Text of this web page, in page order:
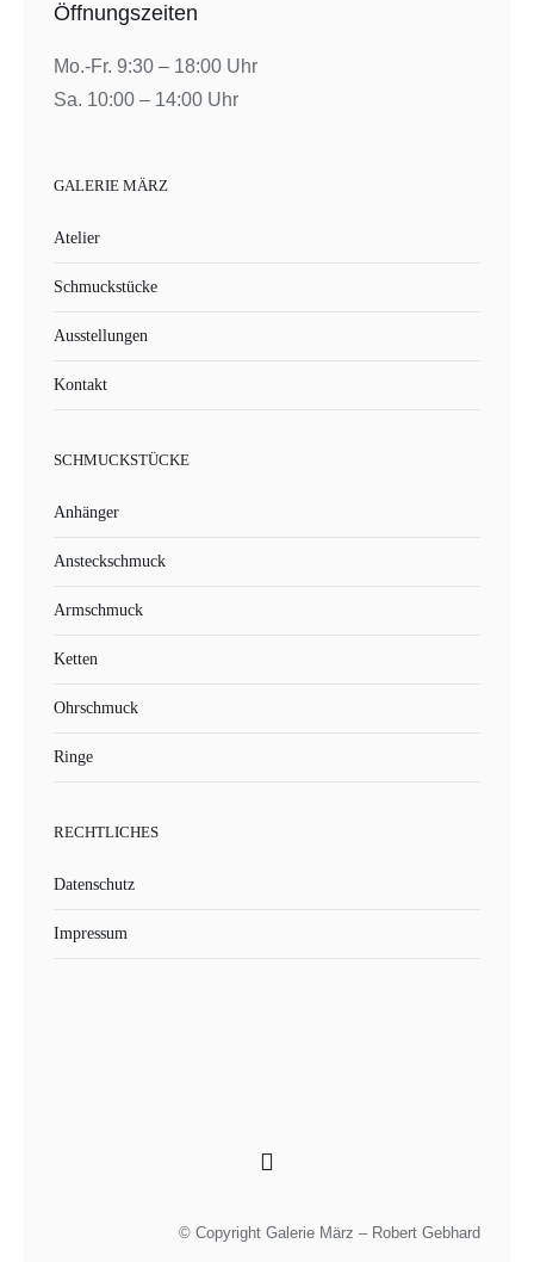
Öffnungszeiten
Mo.-Fr. 9:30 – 18:00 Uhr
Sa. 10:00 – 14:00 Uhr
GALERIE MÄRZ
Atelier
Schmuckstücke
Ausstellungen
Kontakt
SCHMUCKSTÜCKE
Anhänger
Ansteckschmuck
Armschmuck
Ketten
Ohrschmuck
Ringe
RECHTLICHES
Datenschutz
Impressum
© Copyright Galerie März – Robert Gebhard